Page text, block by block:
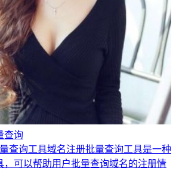
查询
查询工具域名注册批量查询工具是一种
，可以帮助用户批量查询域名的注册情